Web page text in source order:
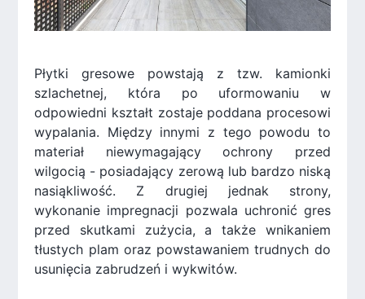
Płytki gresowe powstają z tzw. kamionki
szlachetnej, która po uformowaniu w
odpowiedni kształt zostaje poddana procesowi
wypalania. Między innymi z tego powodu to
materiał niewymagający ochrony przed
wilgocią - posiadający zerową lub bardzo niską
nasiąkliwość. Z drugiej jednak strony,
wykonanie impregnacji pozwala uchronić gres
przed skutkami zużycia, a także wnikaniem
tłustych plam oraz powstawaniem trudnych do
usunięcia zabrudzeń i wykwitów.